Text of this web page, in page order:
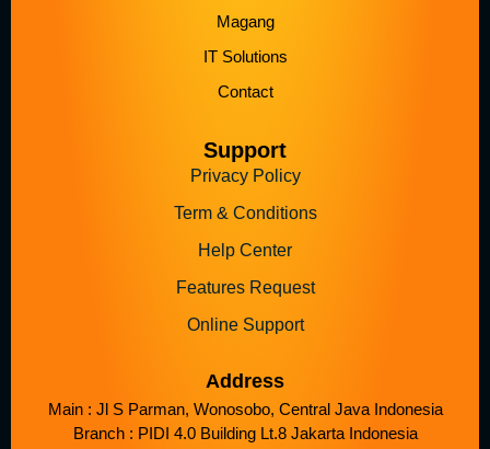
Magang
IT Solutions
Contact
Support
Privacy Policy
Term & Conditions
Help Center
Features Request
Online Support
Address
Main : Jl S Parman, Wonosobo, Central Java Indonesia
Branch : PIDI 4.0 Building Lt.8 Jakarta Indonesia